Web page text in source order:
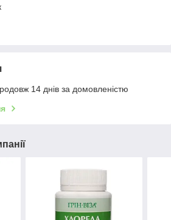
14 днів за домовленістю